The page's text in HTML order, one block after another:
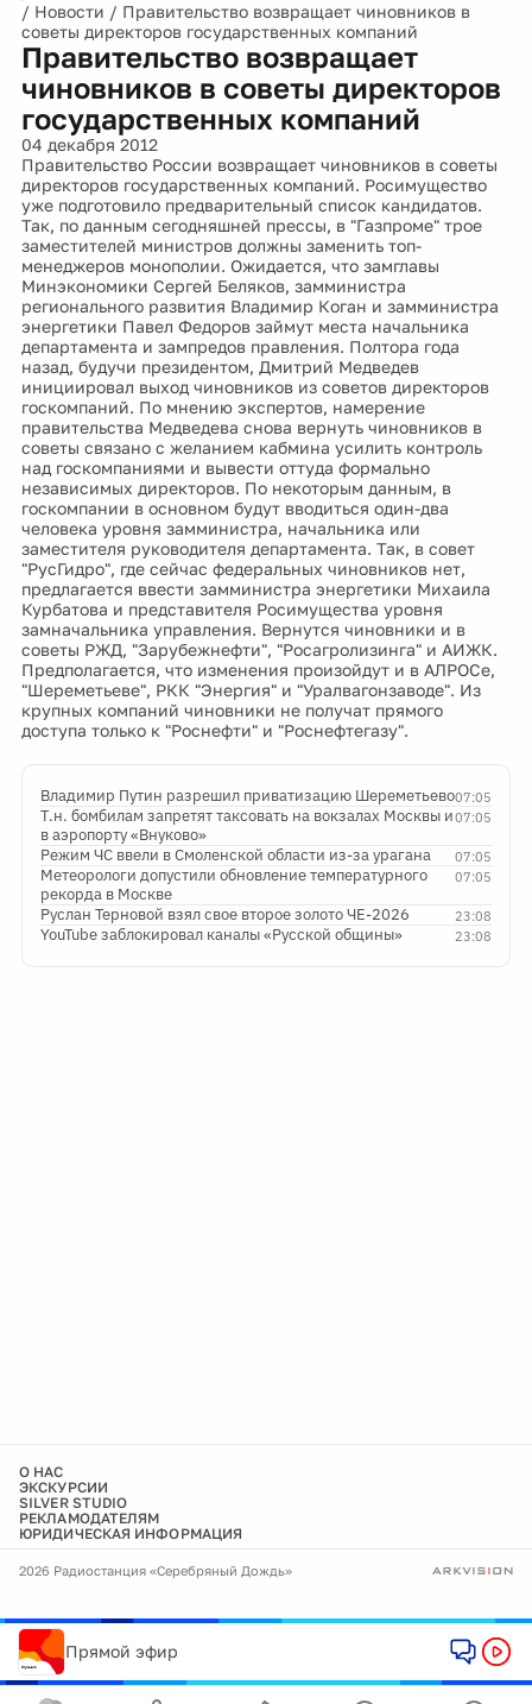
/ Новости / Правительство возвращает чиновников в
советы директоров государственных компаний
Правительство возвращает
чиновников в советы директоров
государственных компаний
04 декабря 2012
Правительство России возвращает чиновников в советы
директоров государственных компаний. Росимущество
уже подготовило предварительный список кандидатов.
Так, по данным сегодняшней прессы, в "Газпроме" трое
заместителей министров должны заменить топ-
менеджеров монополии. Ожидается, что замглавы
Минэкономики Сергей Беляков, замминистра
регионального развития Владимир Коган и замминистра
энергетики Павел Федоров займут места начальника
департамента и зампредов правления. Полтора года
назад, будучи президентом, Дмитрий Медведев
инициировал выход чиновников из советов директоров
госкомпаний. По мнению экспертов, намерение
правительства Медведева снова вернуть чиновников в
советы связано с желанием кабмина усилить контроль
над госкомпаниями и вывести оттуда формально
независимых директоров. По некоторым данным, в
госкомпании в основном будут вводиться один-два
человека уровня замминистра, начальника или
заместителя руководителя департамента. Так, в совет
"РусГидро", где сейчас федеральных чиновников нет,
предлагается ввести замминистра энергетики Михаила
Курбатова и представителя Росимущества уровня
замначальника управления. Вернутся чиновники и в
советы РЖД, "Зарубежнефти", "Росагролизинга" и АИЖК.
Предполагается, что изменения произойдут и в АЛРОСе,
"Шереметьеве", РКК "Энергия" и "Уралвагонзаводе". Из
крупных компаний чиновники не получат прямого
доступа только к "Роснефти" и "Роснефтегазу".
07:05
Владимир Путин разрешил приватизацию Шереметьево
07:05
Т.н. бомбилам запретят таксовать на вокзалах Москвы и
в аэропорту «Внуково»
07:05
Режим ЧС ввели в Смоленской области из-за урагана
07:05
Метеорологи допустили обновление температурного
рекорда в Москве
23:08
Руслан Терновой взял свое второе золото ЧЕ-2026
23:08
YouTube заблокировал каналы «Русской общины»
О НАС
ЭКСКУРСИИ
SILVER STUDIO
РЕКЛАМОДАТЕЛЯМ
ЮРИДИЧЕСКАЯ ИНФОРМАЦИЯ
2026 Радиостанция «Серебряный Дождь»
Прямой эфир